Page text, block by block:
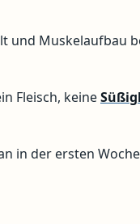
und Muskelaufbau
Fleisch, keine
in der ersten